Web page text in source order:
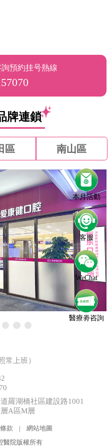
本月活動
客服
WeChat
醫療劵咨詢
預約挂号熱線
牌連鎖
區 南山區
常上班）
羅湖橋社區建設路1001
A區M層
款 | 網站地圖
醫院版權所有